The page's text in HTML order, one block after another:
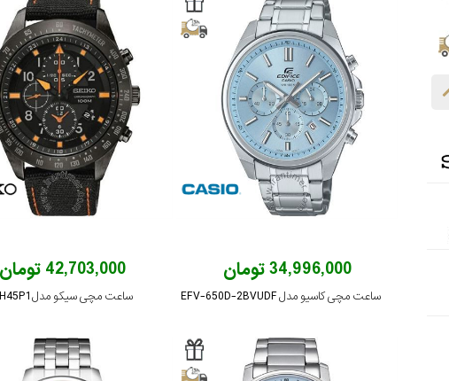
34,996,000 تومان
ساعت مچی کاسیو مدل EFV-650D-2BVUDF
42,703,000 تومان
ساعت مچی سیکو مدل SNDH45P1